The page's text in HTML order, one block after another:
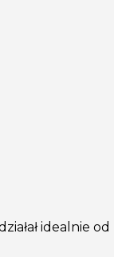
idealnie